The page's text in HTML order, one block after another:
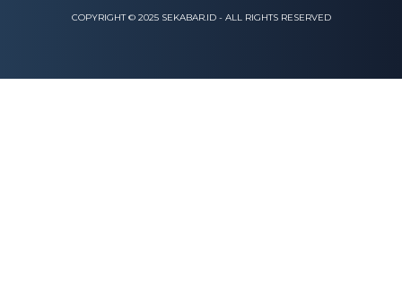
COPYRIGHT © 2025 SEKABAR.ID - ALL RIGHTS RESERVED